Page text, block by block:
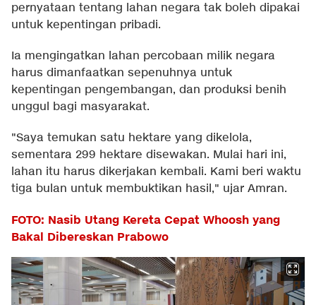
pernyataan tentang lahan negara tak boleh dipakai
untuk kepentingan pribadi.
Ia mengingatkan lahan percobaan milik negara
harus dimanfaatkan sepenuhnya untuk
kepentingan pengembangan, dan produksi benih
unggul bagi masyarakat.
"Saya temukan satu hektare yang dikelola,
sementara 299 hektare disewakan. Mulai hari ini,
lahan itu harus dikerjakan kembali. Kami beri waktu
tiga bulan untuk membuktikan hasil," ujar Amran.
FOTO: Nasib Utang Kereta Cepat Whoosh yang
Bakal Dibereskan Prabowo